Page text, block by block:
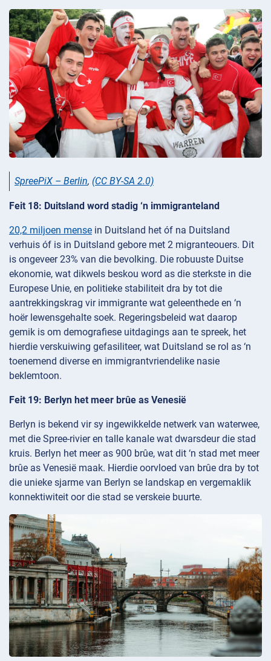
SpreePiX – Berlin, (CC BY-SA 2.0)
Feit 18: Duitsland word stadig ‘n immigranteland
20,2 miljoen mense in Duitsland het óf na Duitsland
verhuis óf is in Duitsland gebore met 2 migranteouers. Dit
is ongeveer 23% van die bevolking. Die robuuste Duitse
ekonomie, wat dikwels beskou word as die sterkste in die
Europese Unie, en politieke stabiliteit dra by tot die
aantrekkingskrag vir immigrante wat geleenthede en ‘n
hoër lewensgehalte soek. Regeringsbeleid wat daarop
gemik is om demografiese uitdagings aan te spreek, het
hierdie verskuiwing gefasiliteer, wat Duitsland se rol as ‘n
toenemend diverse en immigrantvriendelike nasie
beklemtoon.
Feit 19: Berlyn het meer brûe as Venesië
Berlyn is bekend vir sy ingewikkelde netwerk van waterwee,
met die Spree-rivier en talle kanale wat dwarsdeur die stad
kruis. Berlyn het meer as 900 brûe, wat dit ‘n stad met meer
brûe as Venesië maak. Hierdie oorvloed van brûe dra by tot
die unieke sjarme van Berlyn se landskap en vergemaklik
konnektiwiteit oor die stad se verskeie buurte.